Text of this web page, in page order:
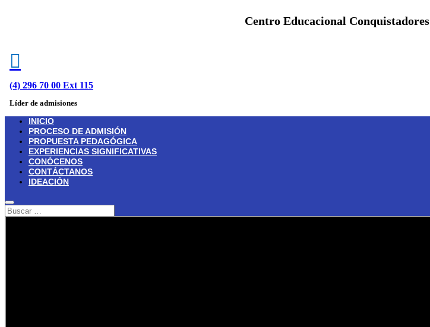
Centro Educacional Conquistadores

(4) 296 70 00 Ext 115
Líder de admisiones
INICIO
PROCESO DE ADMISIÓN
PROPUESTA PEDAGÓGICA
EXPERIENCIAS SIGNIFICATIVAS
CONÓCENOS
CONTÁCTANOS
IDEACIÓN